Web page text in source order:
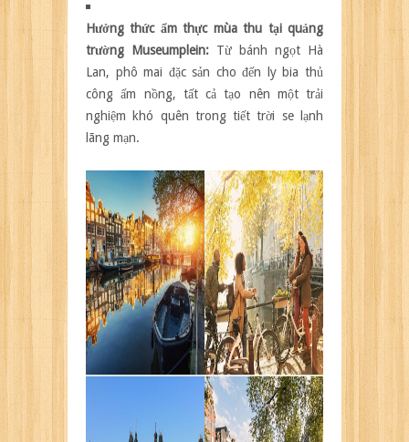
Hưởng thức ẩm thực mùa thu tại quảng
trường Museumplein: Từ bánh ngọt Hà
Lan, phô mai đặc sản cho đến ly bia thủ
công ấm nồng, tất cả tạo nên một trải
nghiệm khó quên trong tiết trời se lạnh
lãng mạn.